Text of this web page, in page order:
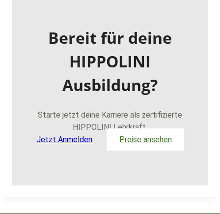
Bereit für deine
HIPPOLINI
Ausbildung?
Starte jetzt deine Karriere als zertifizierte
HIPPOLINI Lehrkraft.
Jetzt Anmelden
Preise ansehen